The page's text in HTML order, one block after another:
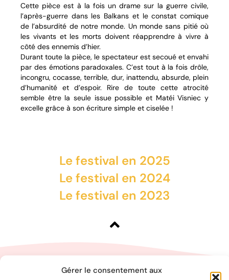
Gérer le consentement aux
Cette pièce est à la fois un drame sur la guerre civile,
l’après-guerre dans les Balkans et le constat comique
de l’absurdité de notre monde. Un monde sans pitié où
les vivants et les morts doivent réapprendre à vivre à
côté des ennemis d’hier.
Durant toute la pièce, le spectateur est secoué et envahi
par des émotions paradoxales. C’est tout à la fois drôle,
incongru, cocasse, terrible, dur, inattendu, absurde, plein
d’humanité et d’espoir. Rire de toute cette atrocité
semble être la seule issue possible et Matéi Visniec y
excelle grâce à son écriture simple et ciselée !
Le festival en 2025
Le festival en 2024
Le festival en 2023
Chapiteau Théâtre compagnie